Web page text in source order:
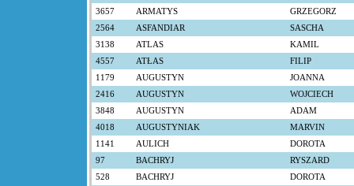
3657
ARMATYS
GRZEGORZ
2564
ASFANDIAR
SASCHA
3138
ATLAS
KAMIL
4557
ATŁAS
FILIP
1179
AUGUSTYN
JOANNA
2416
AUGUSTYN
WOJCIECH
3848
AUGUSTYN
ADAM
4018
AUGUSTYNIAK
MARVIN
1141
AULICH
DOROTA
97
BACHRYJ
RYSZARD
528
BACHRYJ
DOROTA